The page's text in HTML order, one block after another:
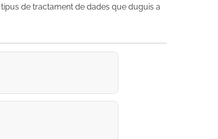
de tractament de dades que duguis a